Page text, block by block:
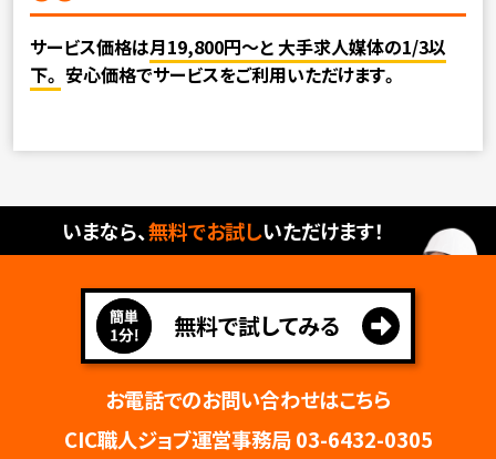
サービス価格は月19,800円～と 大手求人媒体の1/3以
下。 安心価格でサービスをご利用いただけます。
いまなら、無料でお試しいただけます！​
無料で試してみる
お電話でのお問い合わせはこちら
CIC職人ジョブ運営事務局 03-6432-0305